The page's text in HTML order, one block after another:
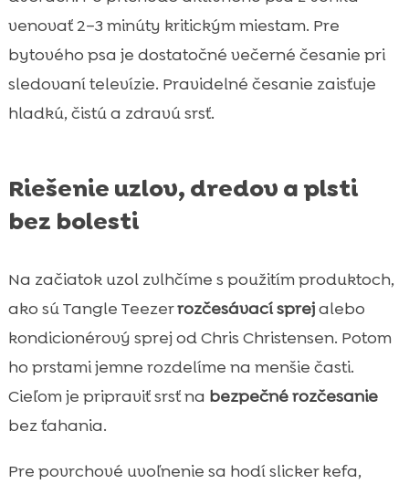
venovať 2–3 minúty kritickým miestam. Pre
bytového psa je dostatočné večerné česanie pri
sledovaní televízie. Pravidelné česanie zaisťuje
hladkú, čistú a zdravú srsť.
Riešenie uzlov, dredov a plsti
bez bolesti
Na začiatok uzol zvlhčíme s použitím produktoch,
ako sú Tangle Teezerrozčesávací sprejalebo
kondicionérový sprej od Chris Christensen. Potom
ho prstami jemne rozdelíme na menšie časti.
Cieľom je pripraviť srsť na bezpečné rozčesanie
bez ťahania.
Pre povrchové uvoľnenie sa hodí slicker kefa,